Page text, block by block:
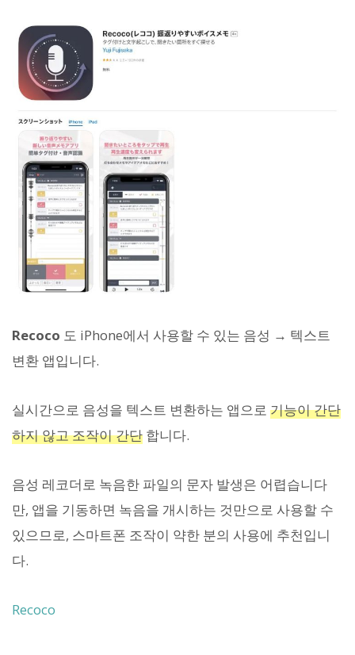
Recoco 도 iPhone에서 사용할 수 있는 음성 → 텍스트
변환 앱입니다.
실시간으로 음성을 텍스트 변환하는 앱으로 기능이 간단
하지 않고 조작이 간단 합니다.
음성 레코더로 녹음한 파일의 문자 발생은 어렵습니다
만, 앱을 기동하면 녹음을 개시하는 것만으로 사용할 수
있으므로, 스마트폰 조작이 약한 분의 사용에 추천입니
다.
Recoco